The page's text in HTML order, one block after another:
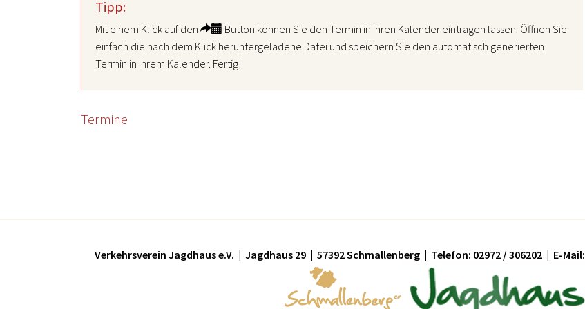
Tipp:
Mit einem Klick auf den
Button können Sie den Termin in Ihren Kalender eintragen lassen. Öffnen Sie
einfach die nach dem Klick heruntergeladene Datei und speichern Sie den automatisch generierten
Termin in Ihrem Kalender. Fertig!
Termine
Verkehrsverein Jagdhaus e.V. | Jagdhaus 29 | 57392 Schmallenberg | Telefon: 02972 / 306202 | E-Mail: